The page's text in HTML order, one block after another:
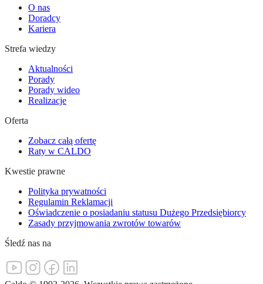
O nas
Doradcy
Kariera
Strefa wiedzy
Aktualności
Porady
Porady wideo
Realizacje
Oferta
Zobacz całą ofertę
Raty w CALDO
Kwestie prawne
Polityka prywatności
Regulamin Reklamacji
Oświadczenie o posiadaniu statusu Dużego Przedsiębiorcy
Zasady przyjmowania zwrotów towarów
Śledź nas na